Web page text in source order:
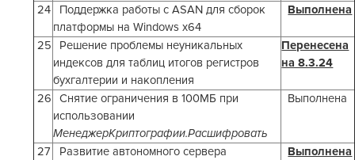
24
Поддержка работы с ASAN для сборок
платформы на Windows x64
Выполнена
25
Решение проблемы неуникальных
индексов для таблиц итогов регистров
бухгалтерии и накопления
Перенесена
на 8.3.24
26
Снятие ограничения в 100МБ при
использовании
МенеджерКриптографии.Расшифровать
Выполнена
27 Развитие автономного сервера Выполнена